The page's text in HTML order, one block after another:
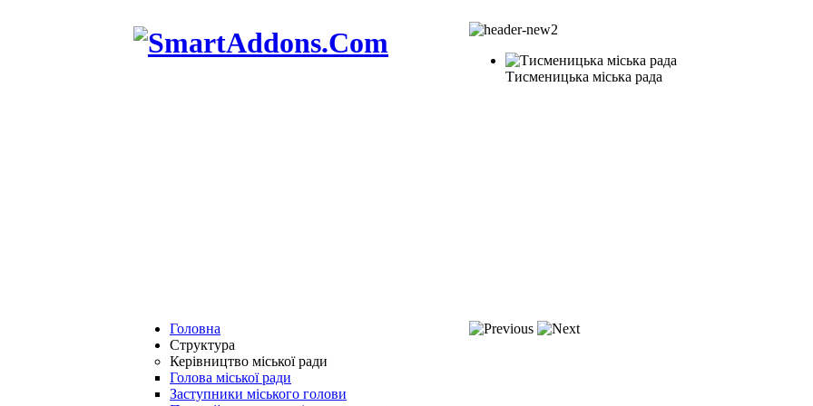
Тисменицька міська рада
Головна
Структура
Керівництво міської ради
Голова міської ради
Заступники міського голови